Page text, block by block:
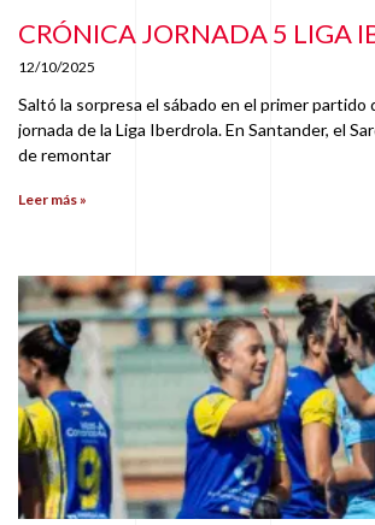
CRÓNICA JORNADA 5 LIGA
12/10/2025
Saltó la sorpresa el sábado en el primer partido
jornada de la Liga Iberdrola. En Santander, el
de remontar
Leer más »